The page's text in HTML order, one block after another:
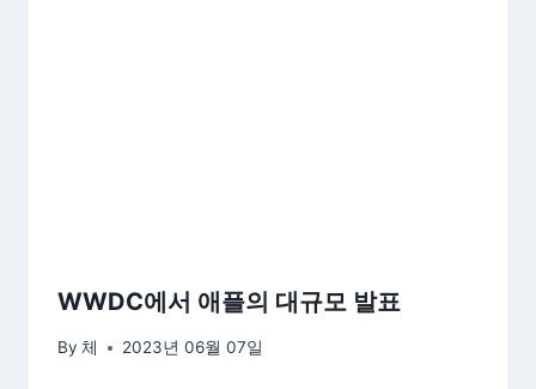
WWDC에서 애플의 대규모 발표
By 체 2023년 06월 07일